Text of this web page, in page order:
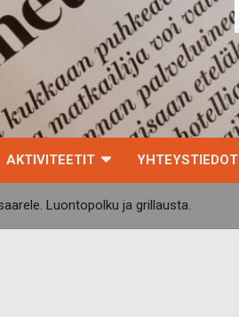
AKTIVITEETIT YHTEYSTIEDOT
Luontopolku ja grillausta.